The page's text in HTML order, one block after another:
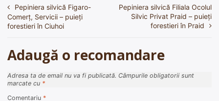
Navigare
în
Pepiniera silvică Figaro-
Comerț, Servicii – puieți
forestieri în Ciuhoi
Pepiniera silvică Filiala Ocolul
Silvic Privat Praid – puieți
forestieri în Praid
Adaugă o recomandare
Adresa ta de email nu va fi publicată. Câmpurile obligatorii sunt
marcate cu *
Comentariu *